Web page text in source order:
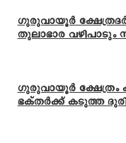
ഗുരുവായൂർ
തുലാഭാര വഴിപാടും
ഗുരുവായൂർ ക്ഷേത്രം
ഭക്തർക്ക് കടുത്ത